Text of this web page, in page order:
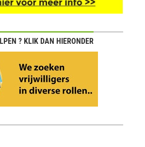
? KLIK DAN HIERONDER